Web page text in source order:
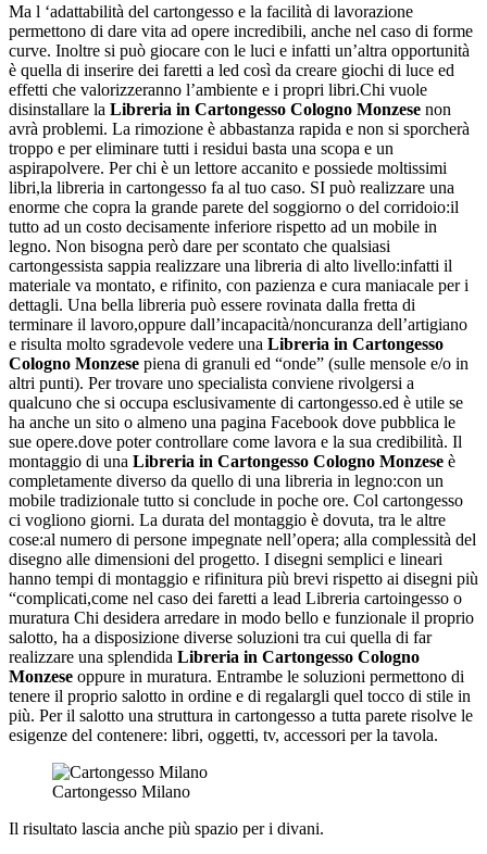
Ma l ‘adattabilità del cartongesso e la facilità di lavorazione
permettono di dare vita ad opere incredibili, anche nel caso di forme
curve. Inoltre si può giocare con le luci e infatti un’altra opportunità
è quella di inserire dei faretti a led così da creare giochi di luce ed
effetti che valorizzeranno l’ambiente e i propri libri.Chi vuole
disinstallare la Libreria in Cartongesso Cologno Monzese non
avrà problemi. La rimozione è abbastanza rapida e non si sporcherà
troppo e per eliminare tutti i residui basta una scopa e un
aspirapolvere. Per chi è un lettore accanito e possiede moltissimi
libri,la libreria in cartongesso fa al tuo caso. SI può realizzare una
enorme che copra la grande parete del soggiorno o del corridoio:il
tutto ad un costo decisamente inferiore rispetto ad un mobile in
legno. Non bisogna però dare per scontato che qualsiasi
cartongessista sappia realizzare una libreria di alto livello:infatti il
materiale va montato, e rifinito, con pazienza e cura maniacale per i
dettagli. Una bella libreria può essere rovinata dalla fretta di
terminare il lavoro,oppure dall’incapacità/noncuranza dell’artigiano
e risulta molto sgradevole vedere una Libreria in Cartongesso
Cologno Monzese piena di granuli ed “onde” (sulle mensole e/o in
altri punti). Per trovare uno specialista conviene rivolgersi a
qualcuno che si occupa esclusivamente di cartongesso.ed è utile se
ha anche un sito o almeno una pagina Facebook dove pubblica le
sue opere.dove poter controllare come lavora e la sua credibilità. Il
montaggio di una Libreria in Cartongesso Cologno Monzese è
completamente diverso da quello di una libreria in legno:con un
mobile tradizionale tutto si conclude in poche ore. Col cartongesso
ci vogliono giorni. La durata del montaggio è dovuta, tra le altre
cose:al numero di persone impegnate nell’opera; alla complessità del
disegno alle dimensioni del progetto. I disegni semplici e lineari
hanno tempi di montaggio e rifinitura più brevi rispetto ai disegni più
“complicati,come nel caso dei faretti a lead Libreria cartoingesso o
muratura Chi desidera arredare in modo bello e funzionale il proprio
salotto, ha a disposizione diverse soluzioni tra cui quella di far
realizzare una splendida Libreria in Cartongesso Cologno
Monzese oppure in muratura. Entrambe le soluzioni permettono di
tenere il proprio salotto in ordine e di regalargli quel tocco di stile in
più. Per il salotto una struttura in cartongesso a tutta parete risolve le
esigenze del contenere: libri, oggetti, tv, accessori per la tavola.
Cartongesso Milano
Il risultato lascia anche più spazio per i divani.